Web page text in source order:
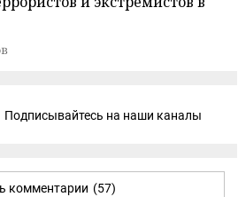
Подписывайтесь на наши каналы
комментарии (57)